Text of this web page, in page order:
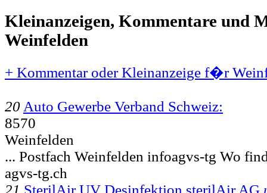
Kleinanzeigen, Kommentare und
Weinfelden
+ Kommentar oder Kleinanzeige f�r
20 Auto Gewerbe Verband Schweiz:
8570
Weinfelden
... Postfach Weinfelden infoagvs-tg Wo
agvs-tg.ch
21 SterilAir UV Desinfektion sterilAir AG